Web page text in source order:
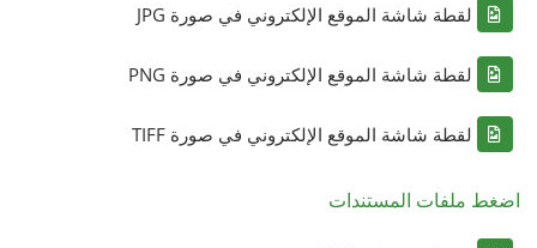
لقطة شاشة الموقع الإلكتروني في صورة JPG
لقطة شاشة الموقع الإلكتروني في صورة PNG
لقطة شاشة الموقع الإلكتروني في صورة TIFF
اضغط ملفات المستندات